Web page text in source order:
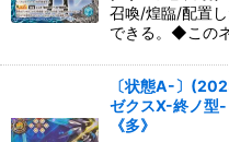
召喚/煌臨/配置
できる。◆この
〔状態A-〕
ゼクスX-終ノ
《多》